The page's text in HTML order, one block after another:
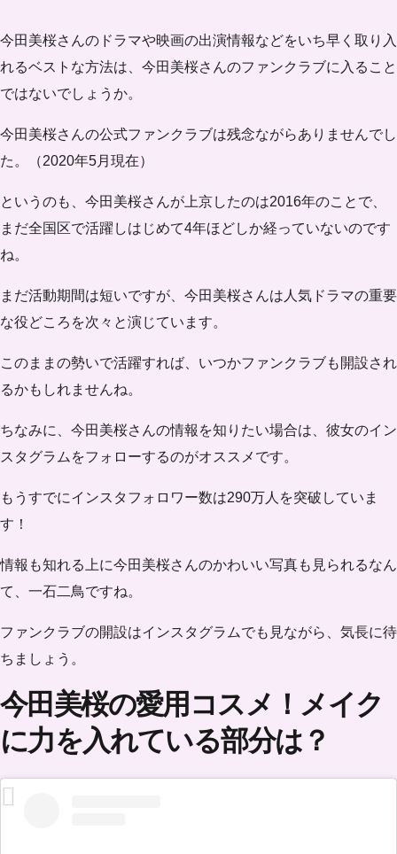
今田美桜さんのドラマや映画の出演情報などをいち早く取り入
れるベストな方法は、今田美桜さんのファンクラブに入ること
ではないでしょうか。
今田美桜さんの公式ファンクラブは残念ながらありませんでし
た。（2020年5月現在）
というのも、今田美桜さんが上京したのは2016年のことで、
まだ全国区で活躍しはじめて4年ほどしか経っていないのです
ね。
まだ活動期間は短いですが、今田美桜さんは人気ドラマの重要
な役どころを次々と演じています。
このままの勢いで活躍すれば、いつかファンクラブも開設され
るかもしれませんね。
ちなみに、今田美桜さんの情報を知りたい場合は、彼女のイン
スタグラムをフォローするのがオススメです。
もうすでにインスタフォロワー数は290万人 を突破していま
す！
情報も知れる上に今田美桜さんのかわいい写真も見られるなん
て、一石二鳥ですね。
ファンクラブの開設はインスタグラムでも見ながら、気長に待
ちましょう。
今田美桜の愛用コスメ！メイク
に力を入れている部分は？